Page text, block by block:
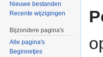
Nieuwe bestanden
Recente wijzigingen
Bijzondere pagina's
Alle pagina's
Beginnetjes